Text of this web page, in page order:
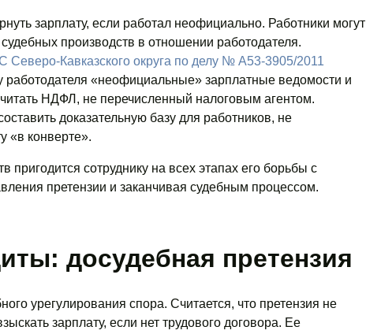
зарплату, если работал неофициально. Работники могут
производств в отношении работодателя.
Северо-Кавказского округа по делу № А53-3905/2011
«неофициальные» зарплатные ведомости и
НДФЛ, не перечисленный налоговым агентом.
доказательную базу для работников, не
«в конверте».
пригодится сотруднику на всех этапах его борьбы с
претензии и заканчивая судебным процессом.
досудебная претензия
урегулирования спора. Считается, что претензия не
зарплату, если нет трудового договора. Ее